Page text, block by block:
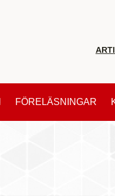
FÖRELÄSNINGAR